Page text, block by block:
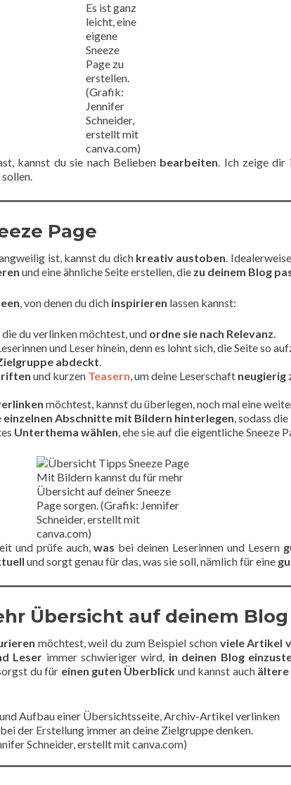
Es ist ganz
leicht, eine
eigene
Sneeze
Page zu
erstellen.
(Grafik:
Jennifer
Schneider,
erstellt mit
canva.com)
kannst du sie nach Belieben bearbeiten. Ich zeige dir
Page
ist, kannst du dich kreativ austoben.
und eine ähnliche Seite erstellen, die zu deinem Blog
, von denen du dich inspirieren lassen kannst:
die du verlinken möchtest, und ordne sie nach Relevanz.
und Leser hinein, denn es lohnt sich, die Seite so
abdeckt.
und kurzen Teasern, um deine Leserschaft neugierig
möchtest, kannst du überlegen, noch mal eine
einzelnen Abschnitte mit Bildern hinterlegen, sodass
Unterthema wählen, ehe sie auf die eigentliche Sneeze
Mit Bildern kannst du für mehr
Übersicht auf deiner Sneeze
Page sorgen. (Grafik: Jennifer
Schneider, erstellt mit
canva.com)
und prüfe auch,was bei deinen Leserinnen und Lesern
und sorgt genau für das, was sie soll, nämlich für eine
Übersicht auf deinem Blog
möchtest, weil du zum Beispiel schon viele Artikel
Leser immer schwieriger wird, in deinen Blog
du für einen guten Überblick und kannst auch
der Erstellung immer an deine Zielgruppe denken.
Schneider, erstellt mit canva.com)